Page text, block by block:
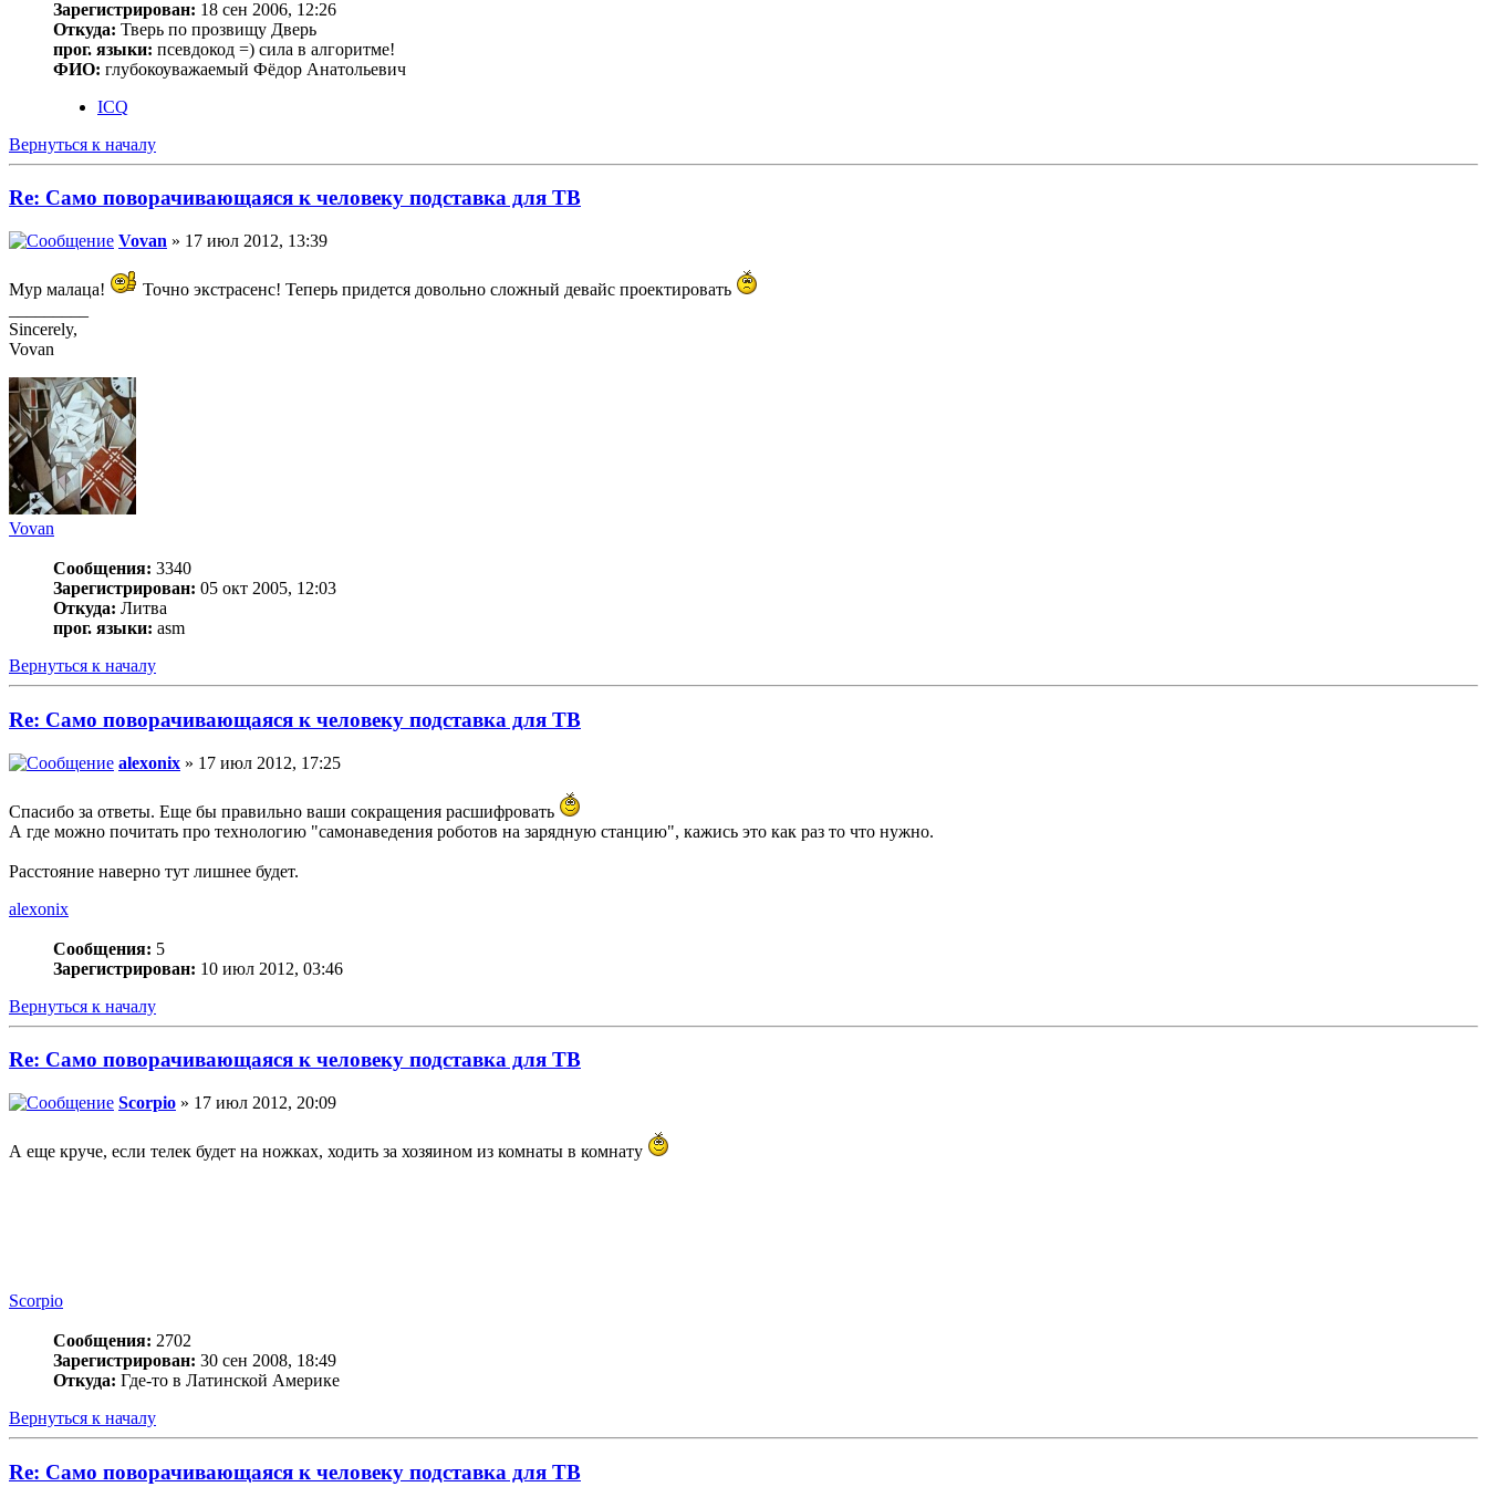
Зарегистрирован: 18 сен 2006, 12:26
Откуда: Тверь по прозвищу Дверь
прог. языки: псевдокод =) сила в алгоритме!
ФИО: глубокоуважаемый Фёдор Анатольевич
ICQ
Вернуться к началу
Re: Само поворачивающаяся к человеку подставка для ТВ
Vovan » 17 июл 2012, 13:39
Мур малаца!
Точно экстрасенс! Теперь придется довольно сложный девайс проектировать
Sincerely,
Vovan
Vovan
Сообщения: 3340
Зарегистрирован: 05 окт 2005, 12:03
Откуда: Литва
прог. языки: asm
Вернуться к началу
Re: Само поворачивающаяся к человеку подставка для ТВ
alexonix » 17 июл 2012, 17:25
Спасибо за ответы. Еще бы правильно ваши сокращения расшифровать
А где можно почитать про технологию "самонаведения роботов на зарядную станцию", кажись это как раз то что нужно.
Расстояние наверно тут лишнее будет.
alexonix
Сообщения: 5
Зарегистрирован: 10 июл 2012, 03:46
Вернуться к началу
Re: Само поворачивающаяся к человеку подставка для ТВ
Scorpio » 17 июл 2012, 20:09
А еще круче, если телек будет на ножках, ходить за хозяином из комнаты в комнату
Scorpio
Сообщения: 2702
Зарегистрирован: 30 сен 2008, 18:49
Откуда: Где-то в Латинской Америке
Вернуться к началу
Re: Само поворачивающаяся к человеку подставка для ТВ